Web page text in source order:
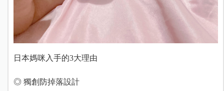
日本媽咪入手的3大理由
◎ 獨創防掉落設計